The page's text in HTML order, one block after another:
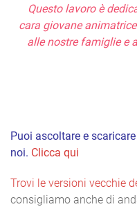
Questo lavoro è
cara giovane
alle nostre famiglie e
Puoi ascoltare e
noi. Clicca qui
Trovi le versioni vecchie
consigliamo anche di